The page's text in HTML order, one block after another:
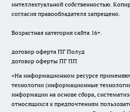
интеллектуальной собственностью.
согласия правообладателя запрещено.
Возрастная категория сайта 16+.
договор оферта ПГ Полуд
договор оферты ПГ ПП
«На информационном ресурсе
технологии (информационные
информации на основе сбора,
относящихся к предпочтениям